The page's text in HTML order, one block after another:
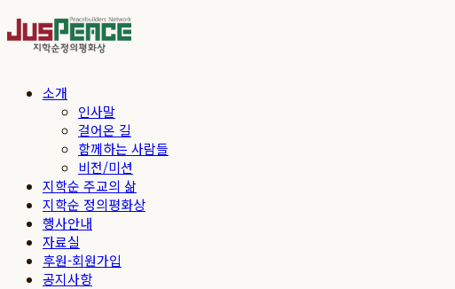
소개
인사말
걸어온 길
함께하는 사람들
비전/미션
지학순 주교의 삶
지학순 정의평화상
행사안내
자료실
후원-회원가입
공지사항